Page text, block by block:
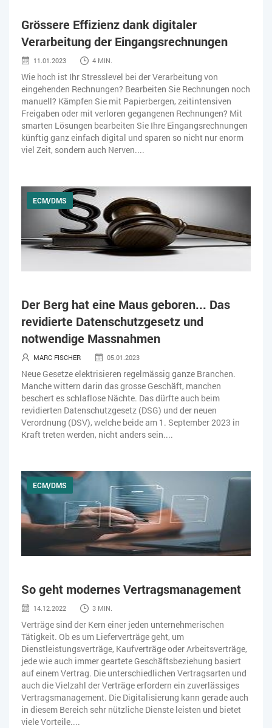
Grössere Effizienz dank digitaler
Verarbeitung der Eingangsrechnungen
11.01.2023 4 MIN.
Wie hoch ist Ihr Stresslevel bei der Verarbeitung von
eingehenden Rechnungen? Bearbeiten Sie Rechnungen noch
manuell? Kämpfen Sie mit Papierbergen, zeitintensiven
Freigaben oder mit verloren gegangenen Rechnungen? Mit
smarten Lösungen bearbeiten Sie Ihre Eingangsrechnungen
künftig ganz einfach digital und sparen so nicht nur enorm
viel Zeit, sondern auch Nerven....
ECM/DMS
Der Berg hat eine Maus geboren... Das
revidierte Datenschutzgesetz und
notwendige Massnahmen
MARC FISCHER 05.01.2023
Neue Gesetze elektrisieren regelmässig ganze Branchen.
Manche wittern darin das grosse Geschäft, manchen
beschert es schlaflose Nächte. Das dürfte auch beim
revidierten Datenschutzgesetz (DSG) und der neuen
Verordnung (DSV), welche beide am 1. September 2023 in
Kraft treten werden, nicht anders sein....
ECM/DMS
So geht modernes Vertragsmanagement
14.12.2022 3 MIN.
Verträge sind der Kern einer jeden unternehmerischen
Tätigkeit. Ob es um Lieferverträge geht, um
Dienstleistungsverträge, Kaufverträge oder Arbeitsverträge,
jede wie auch immer geartete Geschäftsbeziehung basiert
auf einem Vertrag. Die unterschiedlichen Vertragsarten und
auch die Vielzahl der Verträge erfordern ein zuverlässiges
Vertragsmanagement. Die Digitalisierung kann gerade auch
in diesem Bereich sehr nützliche Dienste leisten und bietet
viele Vorteile....